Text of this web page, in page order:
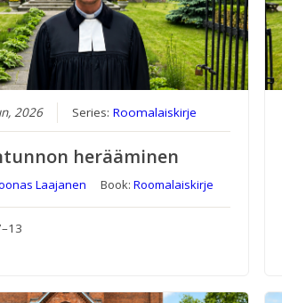
2026 Series: Roomalaiskirje
herääminen
Laajanen Book: Roomalaiskirje